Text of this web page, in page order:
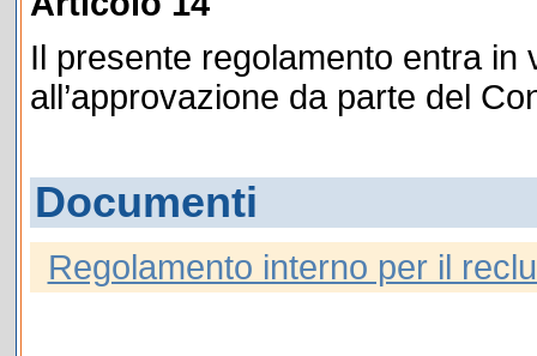
Il presente regolamento entra
all’approvazione da parte del
Documenti
Regolamento interno per il